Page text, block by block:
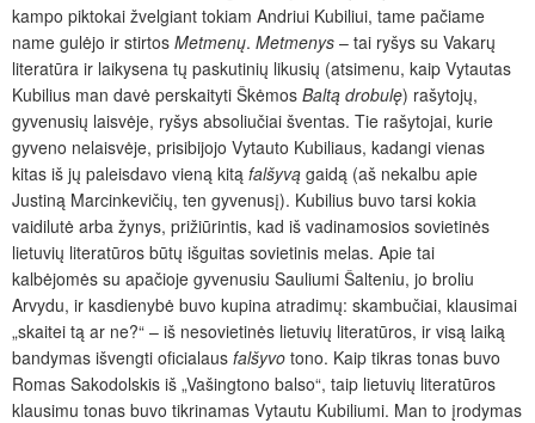
kampo piktokai žvelgiant tokiam Andriui Kubiliui, tame pačiame
name gulėjo ir stirtos Metmenų. Metmenys – tai ryšys su Vakarų
literatūra ir laikysena tų paskutinių likusių (atsimenu, kaip Vytautas
Kubilius man davė perskaityti Škėmos Baltą drobulę) rašytojų,
gyvenusių laisvėje, ryšys absoliučiai šventas. Tie rašytojai, kurie
gyveno nelaisvėje, prisibijojo Vytauto Kubiliaus, kadangi vienas
kitas iš jų paleisdavo vieną kitą falšyvą gaidą (aš nekalbu apie
Justiną Marcinkevičių, ten gyvenusį). Kubilius buvo tarsi kokia
vaidilutė arba žynys, prižiūrintis, kad iš vadinamosios sovietinės
lietuvių literatūros būtų išguitas sovietinis melas. Apie tai
kalbėjomės su apačioje gyvenusiu Sauliumi Šalteniu, jo broliu
Arvydu, ir kasdienybė buvo kupina atradimų: skambučiai, klausimai
„skaitei tą ar ne?“ – iš nesovietinės lietuvių literatūros, ir visą laiką
bandymas išvengti oficialaus falšyvo tono. Kaip tikras tonas buvo
Romas Sakodolskis iš „Vašingtono balso“, taip lietuvių literatūros
klausimu tonas buvo tikrinamas Vytautu Kubiliumi. Man to įrodymas